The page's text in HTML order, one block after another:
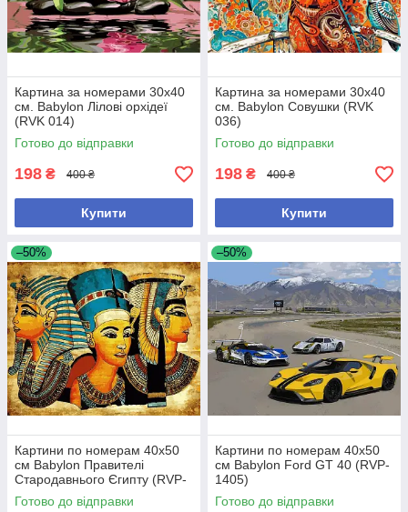
Картина за номерами 30х40
см. Babylon Лілові орхідеї
(RVK 014)
Готово до відправки
198 ₴ 400 ₴
Купити
Картина за номерами 30х40
см. Babylon Совушки (RVK
036)
Готово до відправки
198 ₴ 400 ₴
Купити
–50%
Картини по номерам 40х50
см Babylon Правителі
Стародавнього Єгипту (RVP-
1401)
Готово до відправки
–50%
Картини по номерам 40х50
см Babylon Ford GT 40 (RVP-
1405)
Готово до відправки